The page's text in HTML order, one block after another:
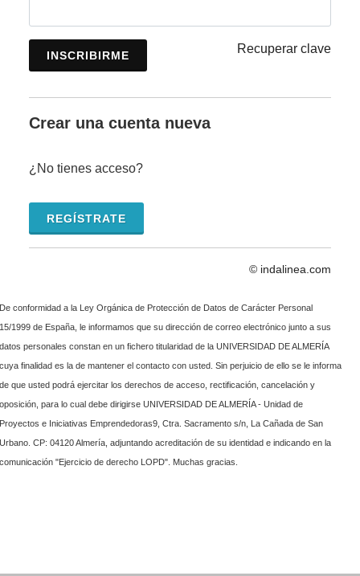
INSCRIBIRME Recuperar clave
Crear una cuenta nueva
¿No tienes acceso?
REGÍSTRATE
© indalinea.com
De conformidad a la Ley Orgánica de Protección de Datos de Carácter Personal
15/1999 de España, le informamos que su dirección de correo electrónico junto a sus
datos personales constan en un fichero titularidad de la UNIVERSIDAD DE ALMERÍA
cuya finalidad es la de mantener el contacto con usted. Sin perjuicio de ello se le informa
de que usted podrá ejercitar los derechos de acceso, rectificación, cancelación y
oposición, para lo cual debe dirigirse UNIVERSIDAD DE ALMERÍA - Unidad de
Proyectos e Iniciativas Emprendedoras9, Ctra. Sacramento s/n, La Cañada de San
Urbano. CP: 04120 Almería, adjuntando acreditación de su identidad e indicando en la
comunicación "Ejercicio de derecho LOPD". Muchas gracias.